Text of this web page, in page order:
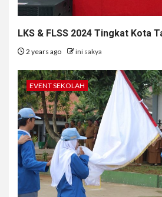
LKS & FLSS 2024 Tingkat Kota
2 years ago ini sakya
EVENT SEKOLAH